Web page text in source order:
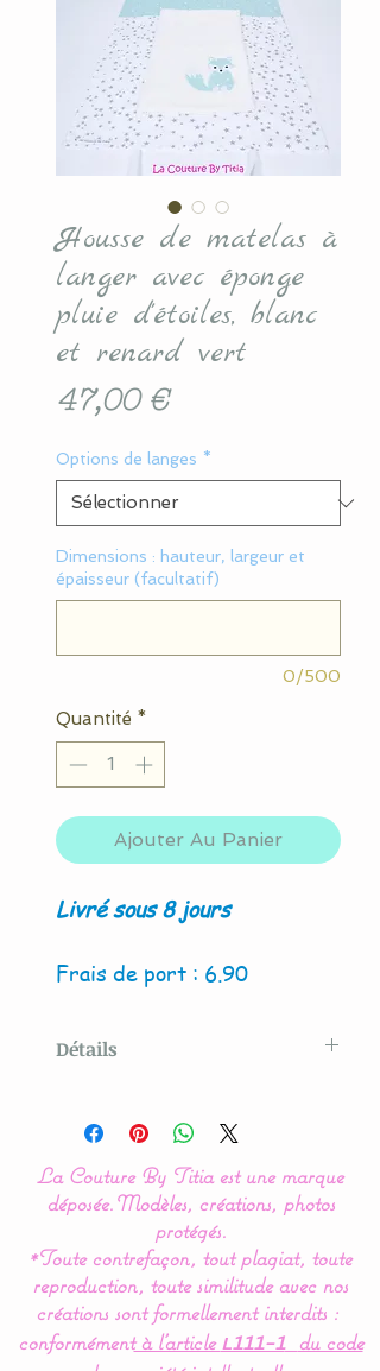
Housse de matelas à
langer avec éponge
pluie d'étoiles, blanc
et renard vert
47,00 €Prix
Options de langes *
Dimensions : hauteur, largeur et
épaisseur (facultatif)
0/500
Quantité *
Ajouter Au Panier
Livré sous 8 jours
Frais de port : 6.90
Détails
By Titia
La housse de matelas à
langer est indispensable
pour la protection de votre
tapis à langer et le confort
de bébé.
La Couture By Titia est une marque
déposée.Modèles, créations, photos
protégés.
*Toute contrefaçon, tout plagiat, toute
reproduction, toute similitude avec nos
créations sont formellement interdits :
conformémentà l’article L111-1
du code